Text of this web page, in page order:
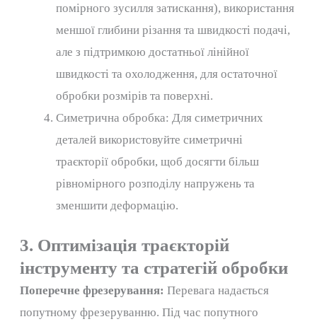
помірного зусилля затискання), використання
меншої глибини різання та швидкості подачі,
але з підтримкою достатньої лінійної
швидкості та охолодження, для остаточної
обробки розмірів та поверхні.
Симетрична обробка: Для симетричних
деталей використовуйте симетричні
траєкторії обробки, щоб досягти більш
рівномірного розподілу напружень та
зменшити деформацію.
3. Оптимізація траєкторій
інструменту та стратегій обробки
Поперечне фрезерування: Перевага надається
попутному фрезеруванню. Під час попутного